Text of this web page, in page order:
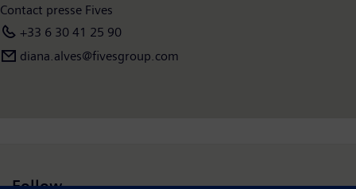
Contact presse Fives
+33 6 30 41 25 90
diana.alves@fivesgroup.com